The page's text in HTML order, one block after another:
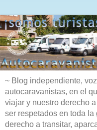
~ Blog independiente,
autocaravanistas, en el
viajar y nuestro derecho
ser respetados en toda la
derecho a transitar,